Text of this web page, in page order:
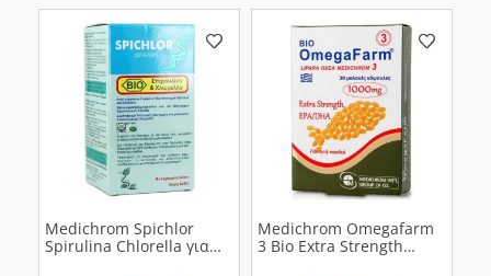
Medichrom Spichlor
Spirulina Chlorella για
Medichrom Omegafarm
3 Bio Extra Strength